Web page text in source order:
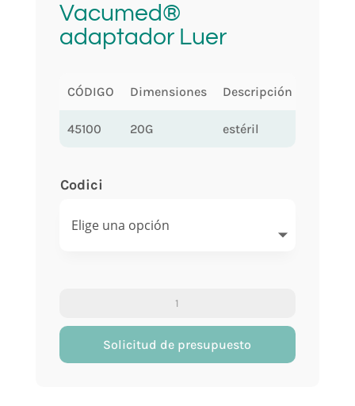
Vacumed®
adaptador Luer
CÓDIGO Dimensiones Descripción
45100 20G estéril
Codici
cantidad
Solicitud de presupuesto